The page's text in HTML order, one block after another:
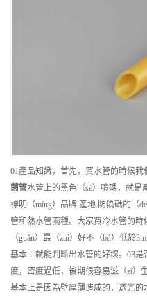
01產品知識，首先，買水管的時候我
菌管水管上的黑色（sè）噴碼，就是
標明（míng）品牌.產地.防偽碼的（
管和熱水管兩種。大家買冷水管的時
（guǎn）最（zuì）好不（bú）低於
基本上就能判斷出水管的好壞。03
度，密度過低，後期很容易滋（zī）
基本上是因為壁厚薄造成的，透光